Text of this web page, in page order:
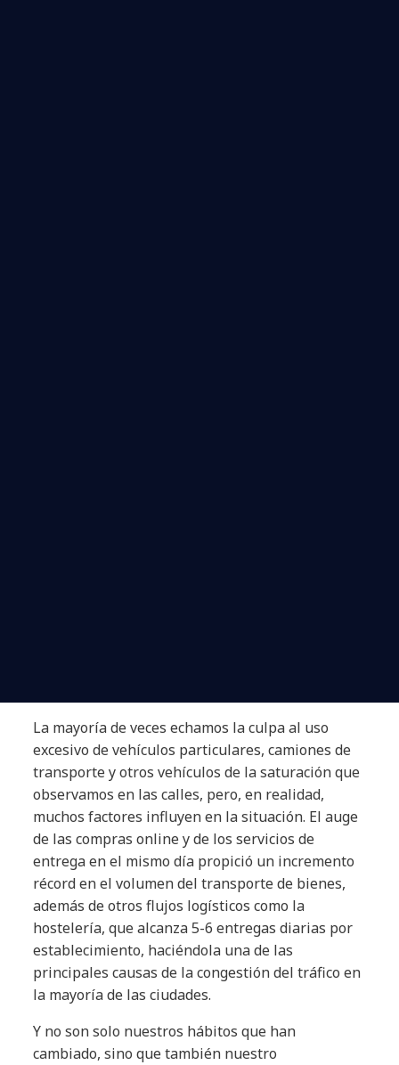
La mayoría de veces echamos la culpa al uso
excesivo de vehículos particulares, camiones de
transporte y otros vehículos de la saturación que
observamos en las calles, pero, en realidad,
muchos factores influyen en la situación. El auge
de las compras online y de los servicios de
entrega en el mismo día propició un incremento
récord en el volumen del transporte de bienes,
además de otros flujos logísticos como la
hostelería, que alcanza 5-6 entregas diarias por
establecimiento, haciéndola una de las
principales causas de la congestión del tráfico en
la mayoría de las ciudades.
Y no son solo nuestros hábitos que han
cambiado, sino que también nuestro